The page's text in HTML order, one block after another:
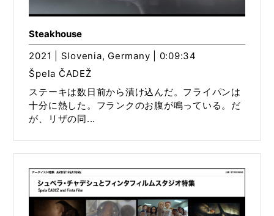
Steakhouse
2021 | Slovenia, Germany | 0:09:34
Špela ČADEŽ
ステーキは数日前から漬け込んだ。フライパンは
十分に熱した。フランクのお腹が鳴っている。だ
が、リザの同...